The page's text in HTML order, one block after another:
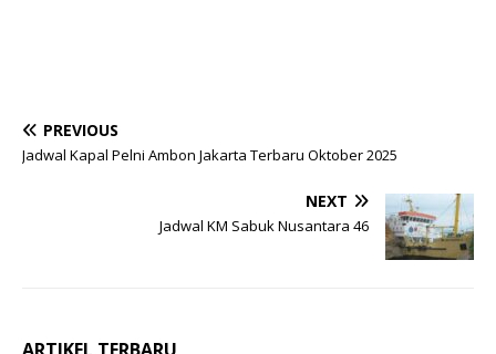
PREVIOUS
Jadwal Kapal Pelni Ambon Jakarta Terbaru Oktober 2025
NEXT
Jadwal KM Sabuk Nusantara 46